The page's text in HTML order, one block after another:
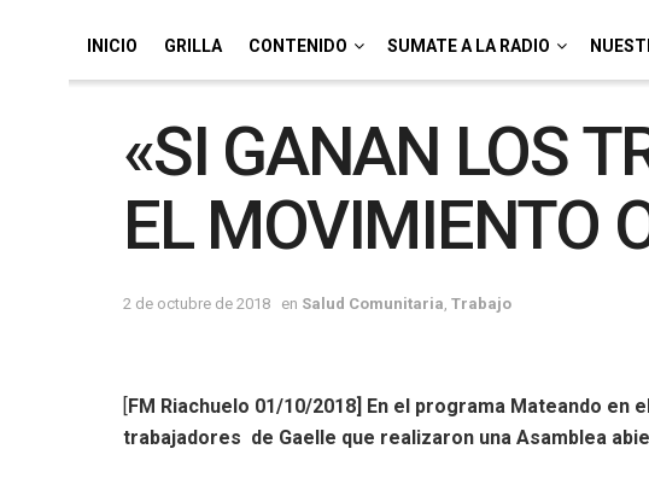
INICIO GRILLA CONTENIDO SUMATE A LA RADIO
«SI GANAN LOS
EL MOVIMIENTO
2 de octubre de 2018 en Salud Comunitaria, Trabajo
FM Riachuelo 01/10/2018]
En el programa Mateando en
trabajadores de Gaelle que realizaron una Asamblea